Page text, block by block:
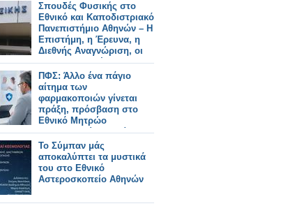
Σπουδές Φυσικής στο
Εθνικό και Καποδιστριακό
Πανεπιστήμιο Αθηνών – Η
Επιστήμη, η Έρευνα, η
Διεθνής Αναγνώριση, οι
Επαγγελματικές
Προοπτικές
ΠΦΣ: Άλλο ένα πάγιο
αίτημα των
φαρμακοποιών γίνεται
πράξη, πρόσβαση στο
Εθνικό Μητρώο
Εμβολιασμών Ενηλίκων
Το Σύμπαν μάς
αποκαλύπτει τα μυστικά
του στο Εθνικό
Αστεροσκοπείο Αθηνών